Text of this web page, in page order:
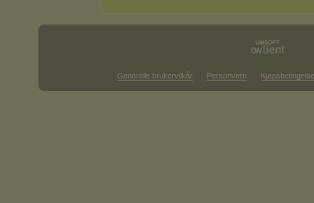
Generelle brukervilkår Personvern